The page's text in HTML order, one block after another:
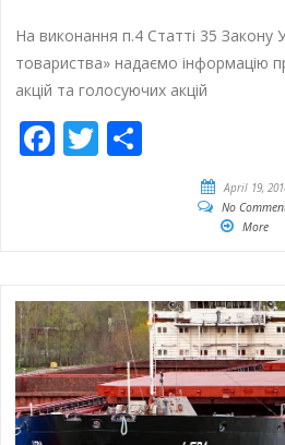
На виконання п.4 Статті 35 Закону
товариства» надаємо інформацію
акцій та голосуючих акцій
Facebook
Twitter
April 19,
No
More